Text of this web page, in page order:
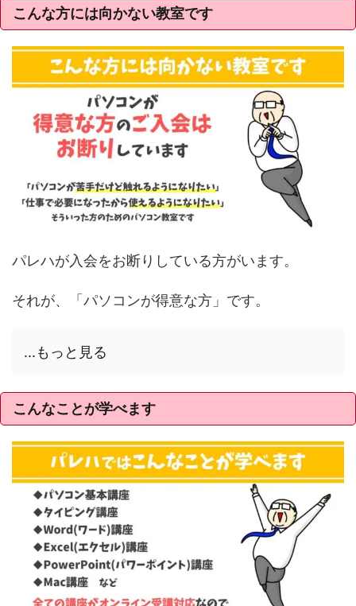
こんな方には向かない教室です
パレハが入会をお断りしている方がいます。
それが、「パソコンが得意な方」です。
...もっと見る
こんなことが学べます